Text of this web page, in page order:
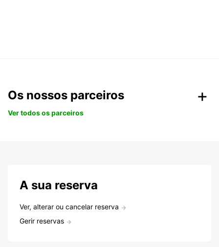
Os nossos parceiros
Ver todos os parceiros
A sua reserva
Ver, alterar ou cancelar reserva
Gerir reservas